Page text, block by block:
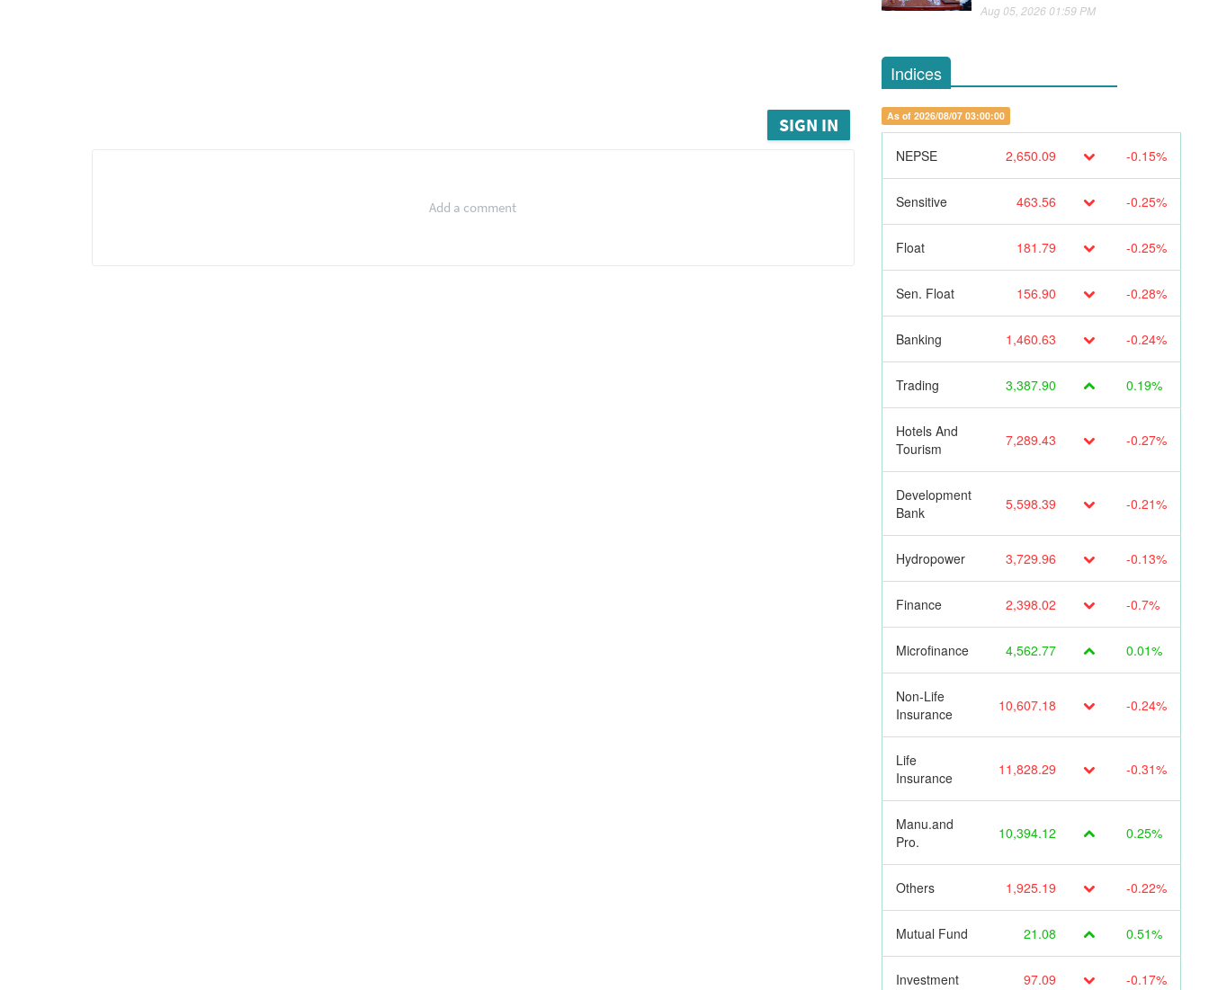
SIGN IN
Add a comment
Aug 05, 2026 01:59 PM
Indices
As of 2026/08/07 03:00:00
NEPSE 2,650.09 -0.15%
Sensitive 463.56 -0.25%
Float 181.79 -0.25%
Sen. Float 156.90 -0.28%
Banking 1,460.63 -0.24%
Trading 3,387.90 0.19%
Hotels And
Tourism
7,289.43 -0.27%
Development
Bank
5,598.39 -0.21%
Hydropower 3,729.96 -0.13%
Finance 2,398.02 -0.7%
Microfinance 4,562.77 0.01%
Non-Life
Insurance
10,607.18 -0.24%
Life
Insurance
11,828.29 -0.31%
Manu.and
Pro.
10,394.12 0.25%
Others 1,925.19 -0.22%
Mutual Fund 21.08 0.51%
Investment 97.09 -0.17%